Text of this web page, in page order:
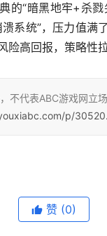
的“暗黑地牢+杀
系统”，压力值满
险高回报，策略性拉
不代表ABC游戏网立
p/
赞 (0)